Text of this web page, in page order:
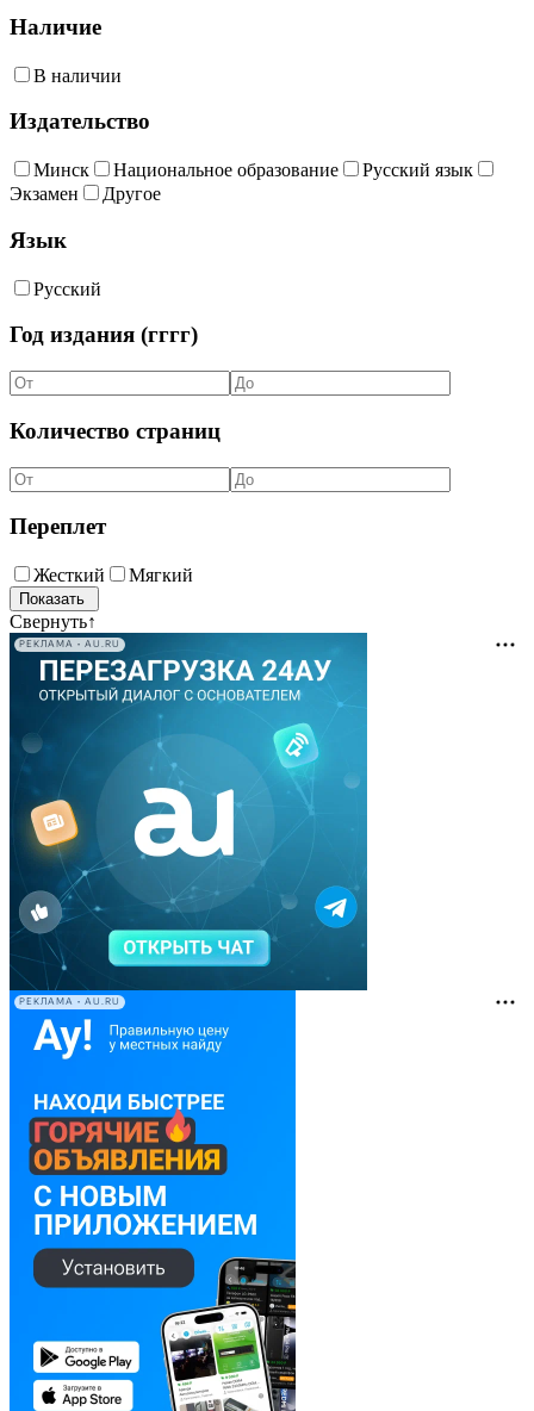
Наличие
В наличии
Издательство
Минск Национальное образование
Русский язык
Экзамен
Другое
Язык
Русский
Год издания (гггг)
Количество страниц
Переплет
Жесткий Мягкий
Свернуть↑
РЕКЛАМА • AU.RU
РЕКЛАМА • AU.RU